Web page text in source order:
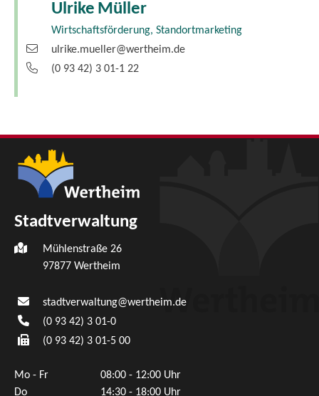
Ulrike Müller
Wirtschaftsförderung, Standortmarketing
ulrike.mueller@wertheim.de
(0 93 42) 3 01-1 22
Stadtverwaltung
Mühlenstraße 26
97877 Wertheim
stadtverwaltung@wertheim.de
(0 93 42) 3 01-0
(0 93 42) 3 01-5 00
Mo - Fr
08:00 - 12:00 Uhr
Do
14:30 - 18:00 Uhr